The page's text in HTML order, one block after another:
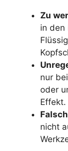
Zu
in den
nur bei
oder
Effekt.
nicht